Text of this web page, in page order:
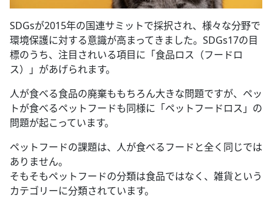
SDGsが2015年の国連サミットで採択され、様々な分野で
環境保護に対する意識が高まってきました。SDGs17の目
標のうち、注目されいる項目に「食品ロス（フードロ
ス）」があげられます。
人が食べる食品の廃棄ももちろん大きな問題ですが、ペッ
トが食べるペットフードも同様に「ペットフードロス」の
問題が起こっています。
ペットフードの課題は、人が食べるフードと全く同じでは
ありません。
そもそもペットフードの分類は食品ではなく、雑貨という
カテゴリーに分類されています。